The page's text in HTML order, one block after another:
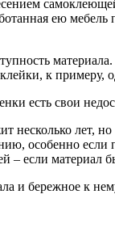
ею
к примеру,
есть свои
несколько лет, но
особенно если
– если
и бережное к